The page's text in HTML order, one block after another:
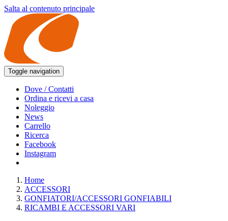
Salta al contenuto principale
Toggle navigation
Dove / Contatti
Ordina e ricevi a casa
Noleggio
News
Carrello
Ricerca
Facebook
Instagram
Home
ACCESSORI
GONFIATORI/ACCESSORI GONFIABILI
RICAMBI E ACCESSORI VARI